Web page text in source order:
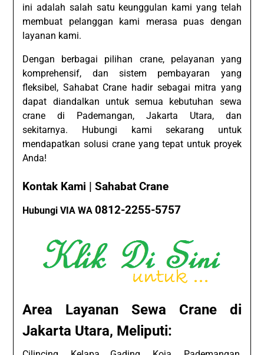
ini adalah salah satu keunggulan kami yang telah
membuat pelanggan kami merasa puas dengan
layanan kami.
Dengan berbagai pilihan crane, pelayanan yang
komprehensif, dan sistem pembayaran yang
fleksibel, Sahabat Crane hadir sebagai mitra yang
dapat diandalkan untuk semua kebutuhan sewa
crane di Pademangan, Jakarta Utara, dan
sekitarnya. Hubungi kami sekarang untuk
mendapatkan solusi crane yang tepat untuk proyek
Anda!
Kontak Kami | Sahabat Crane
Hubungi VIA WA0812-2255-5757
Area Layanan Sewa Crane di
Jakarta Utara, Meliputi: